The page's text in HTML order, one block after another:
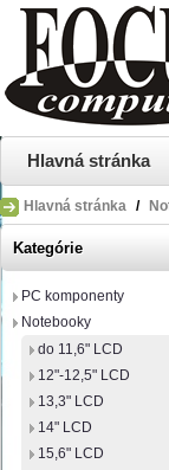
Hlavná stránka
Hlavná stránka /
Kategórie
PC komponenty
Notebooky
do 11,6" LCD
12"-12,5" LCD
13,3" LCD
14" LCD
15,6" LCD